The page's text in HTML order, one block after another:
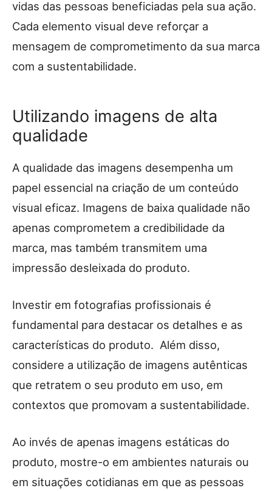
vidas das pessoas beneficiadas pela sua ação.
Cada elemento visual deve reforçar a
mensagem de comprometimento da sua marca
com a sustentabilidade.
Utilizando imagens de alta
qualidade
A qualidade das imagens desempenha um
papel essencial na criação de um conteúdo
visual eficaz. Imagens de baixa qualidade não
apenas comprometem a credibilidade da
marca, mas também transmitem uma
impressão desleixada do produto.
Investir em fotografias profissionais é
fundamental para destacar os detalhes e as
características do produto. Além disso,
considere a utilização de imagens autênticas
que retratem o seu produto em uso, em
contextos que promovam a sustentabilidade.
Ao invés de apenas imagens estáticas do
produto, mostre-o em ambientes naturais ou
em situações cotidianas em que as pessoas